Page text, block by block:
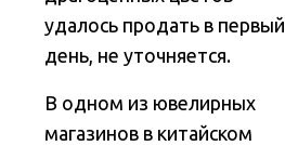
удалось продать в первый
день, не уточняется.
В одном из ювелирных
магазинов в китайском